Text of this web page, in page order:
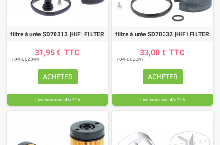
filtre à urée SD70313 |HIFI FILTER
31,95 € TTC
104-002344
ACHETER
Livraison sous 48/72 h
filtre à urée SD70332 |HIFI FILTER
33,00 € TTC
104-002347
ACHETER
Livraison sous 48/72 h